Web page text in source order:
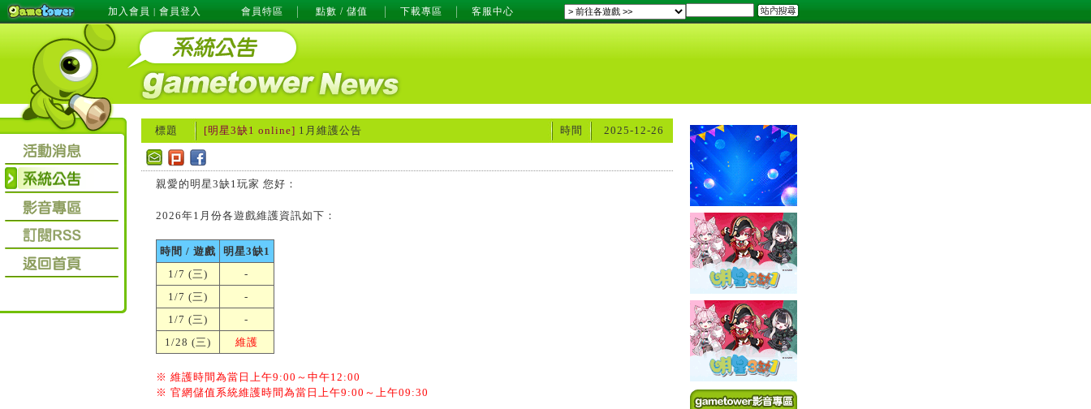
加入會員 | 會員登入 會員特區 點數 / 儲值 下載專區 客服中心
標題 [明星3缺1 online] 1月維護公告 時間 2025-12-26
親愛的明星3缺1玩家 您好：
2026年1月份各遊戲維護資訊如下：
時間 / 遊戲
明星3缺1
1/7 (三)
-
1/7 (三)
-
1/7 (三)
-
1/28 (三)
維護
※ 維護時間為當日上午9:00～中午12:00
※ 官網儲值系統維護時間為當日上午9:00～上午09:30